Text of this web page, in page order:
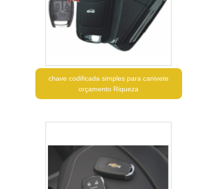
chave codificada simples para canivete
orçamento Riqueza